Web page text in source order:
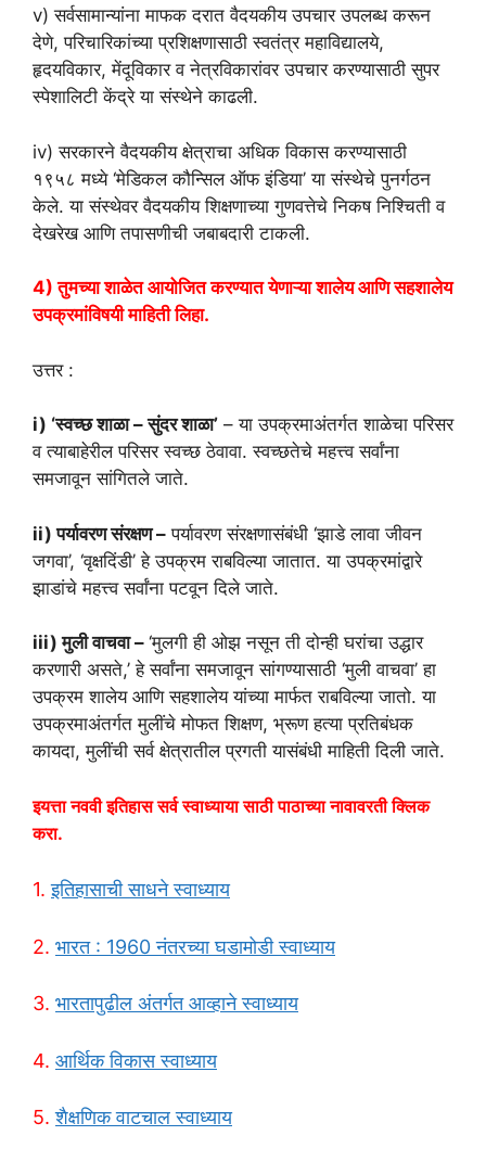
v) सर्वसामान्यांना माफक दरात वैदयकीय उपचार उपलब्ध करून
देणे, परिचारिकांच्या प्रशिक्षणासाठी स्वतंत्र महाविद्यालये,
हृदयविकार, मेंदूविकार व नेत्रविकारांवर उपचार करण्यासाठी सुपर
स्पेशालिटी केंद्रे या संस्थेने काढली.
iv) सरकारने वैदयकीय क्षेत्राचा अधिक विकास करण्यासाठी
१९५८ मध्ये ‘मेडिकल कौन्सिल ऑफ इंडिया’ या संस्थेचे पुनर्गठन
केले. या संस्थेवर वैदयकीय शिक्षणाच्या गुणवत्तेचे निकष निश्चिती व
देखरेख आणि तपासणीची जबाबदारी टाकली.
4) तुमच्या शाळेत आयोजित करण्यात येणाऱ्या शालेय आणि सहशालेय
उपक्रमांविषयी माहिती लिहा.
उत्तर :
i) ‘स्वच्छ शाळा – सुंदर शाळा’ – या उपक्रमाअंतर्गत शाळेचा परिसर
व त्याबाहेरील परिसर स्वच्छ ठेवावा. स्वच्छतेचे महत्त्व सर्वांना
समजावून सांगितले जाते.
ii) पर्यावरण संरक्षण – पर्यावरण संरक्षणासंबंधी ‘झाडे लावा जीवन
जगवा’, ‘वृक्षदिंडी’ हे उपक्रम राबविल्या जातात. या उपक्रमांद्वारे
झाडांचे महत्त्व सर्वांना पटवून दिले जाते.
iii) मुली वाचवा – ‘मुलगी ही ओझ नसून ती दोन्ही घरांचा उद्धार
करणारी असते,’ हे सर्वांना समजावून सांगण्यासाठी ‘मुली वाचवा’ हा
उपक्रम शालेय आणि सहशालेय यांच्या मार्फत राबविल्या जातो. या
उपक्रमाअंतर्गत मुलींचे मोफत शिक्षण, भ्रूण हत्या प्रतिबंधक
कायदा, मुलींची सर्व क्षेत्रातील प्रगती यासंबंधी माहिती दिली जाते.
इयत्ता नववी इतिहास सर्व स्वाध्याया साठी पाठाच्या नावावरती क्लिक
करा.
1.इतिहासाची साधने स्वाध्याय
2. भारत : 1960 नंतरच्या घडामोडी स्वाध्याय
3. भारतापुढील अंतर्गत आव्हाने स्वाध्याय
4. आर्थिक विकास स्वाध्याय
5.शैक्षणिक वाटचाल स्वाध्याय